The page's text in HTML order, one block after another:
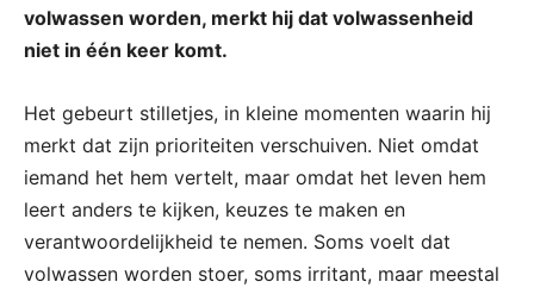
volwassen worden, merkt hij dat volwassenheid
niet in één keer komt.
Het gebeurt stilletjes, in kleine momenten waarin hij
merkt dat zijn prioriteiten verschuiven. Niet omdat
iemand het hem vertelt, maar omdat het leven hem
leert anders te kijken, keuzes te maken en
verantwoordelijkheid te nemen. Soms voelt dat
volwassen worden stoer, soms irritant, maar meestal